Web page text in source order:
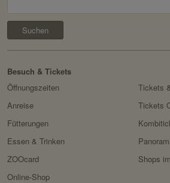
Besuch & Tickets
Öffnungszeiten
Anreise
Fütterungen
Essen & Trinken
ZOOcard
Tickets
Tickets
Shops
Online-Shop